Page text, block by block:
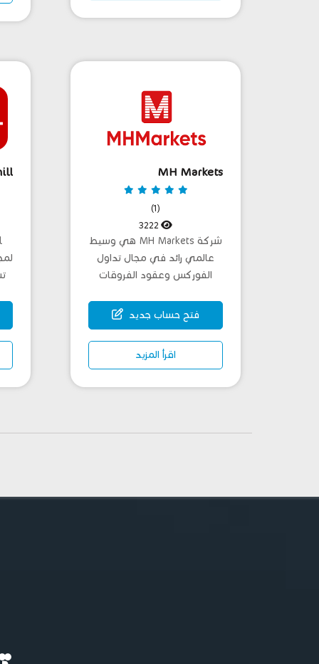
MH Markets
(1)
شركة MH Markets هي وسيط
عالمي رائد في مجال تداول
الفوركس وعقود الفروقات
فتح حساب جديد
اقرأ المزيد